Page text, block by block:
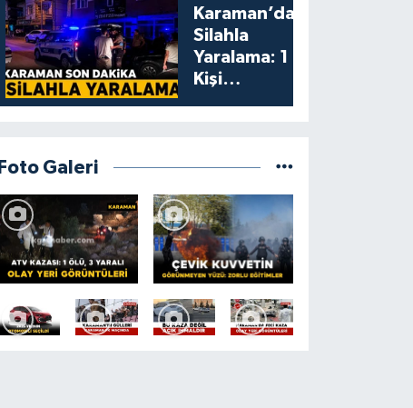
yediler,
artıklarını
kamelyada
bıraktılar
Karaman’da
Silahla
Yaralama: 1
Kişi
Foto Galeri